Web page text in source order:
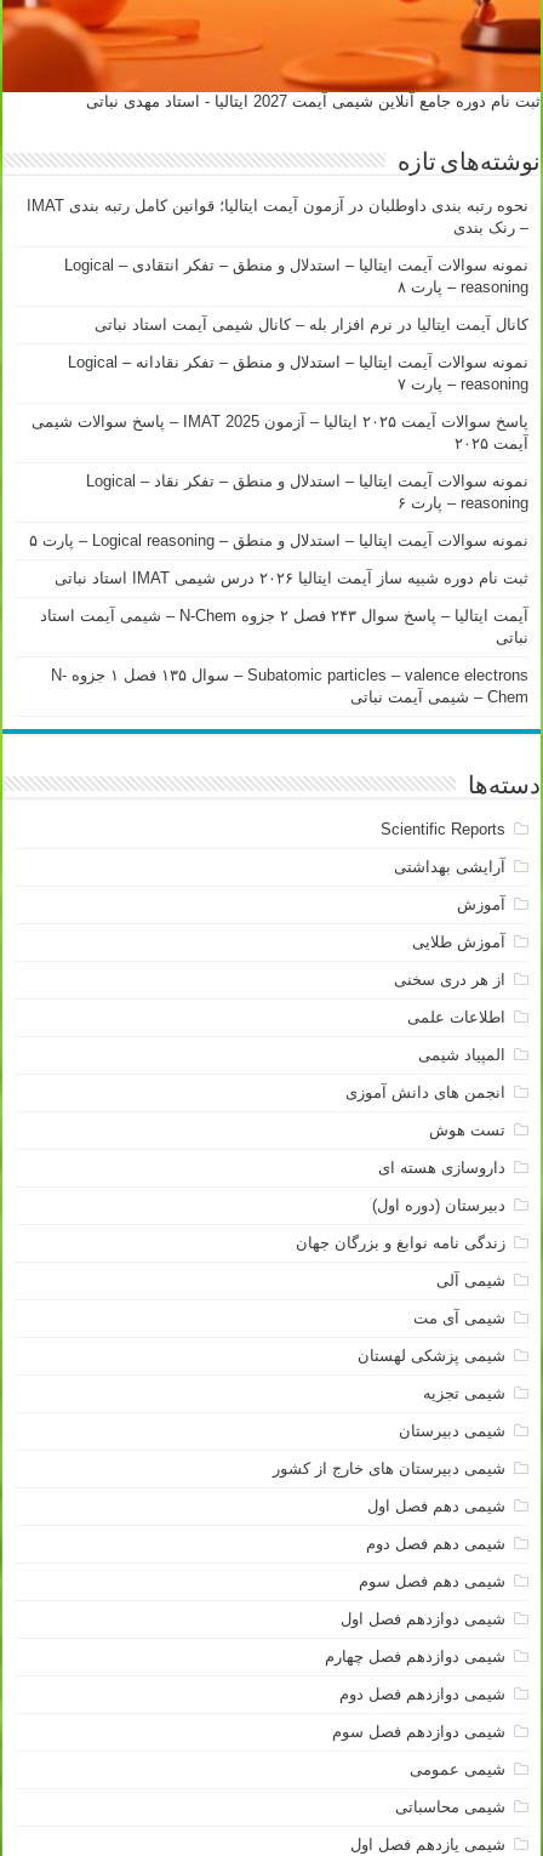
ثبت نام دوره جامع آنلاین شیمی آیمت 2027 ایتالیا - استاد مهدی نباتی
نوشته‌های تازه
نحوه رتبه بندی داوطلبان در آزمون آیمت ایتالیا؛ قوانین کامل رتبه بندی IMAT
– رنک بندی
نمونه سوالات آیمت ایتالیا – استدلال و منطق – تفکر انتقادی – Logical
reasoning – پارت ۸
کانال آیمت ایتالیا در نرم افزار بله – کانال شیمی آیمت استاد نباتی
نمونه سوالات آیمت ایتالیا – استدلال و منطق – تفکر نقادانه – Logical
reasoning – پارت ۷
پاسخ سوالات آیمت ۲۰۲۵ ایتالیا – آزمون IMAT 2025 – پاسخ سوالات شیمی
آیمت ۲۰۲۵
نمونه سوالات آیمت ایتالیا – استدلال و منطق – تفکر نقاد – Logical
reasoning – پارت ۶
نمونه سوالات آیمت ایتالیا – استدلال و منطق – Logical reasoning – پارت ۵
ثبت نام دوره شبیه ساز آیمت ایتالیا ۲۰۲۶ درس شیمی IMAT استاد نباتی
آیمت ایتالیا – پاسخ سوال ۲۴۳ فصل ۲ جزوه N-Chem – شیمی آیمت استاد
نباتی
Subatomic particles – valence electrons – سوال ۱۳۵ فصل ۱ جزوه N-
Chem – شیمی آیمت نباتی
دسته‌ها
Scientific Reports
آرایشی بهداشتی
آموزش
آموزش طلایی
از هر دری سخنی
اطلاعات علمی
المپیاد شیمی
انجمن های دانش آموزی
تست هوش
داروسازی هسته ای
دبیرستان (دوره اول)
زندگی نامه نوابغ و بزرگان جهان
شیمی آلی
شیمی آی مت
شیمی پزشکی لهستان
شیمی تجزیه
شیمی دبیرستان
شیمی دبیرستان های خارج از کشور
شیمی دهم فصل اول
شیمی دهم فصل دوم
شیمی دهم فصل سوم
شیمی دوازدهم فصل اول
شیمی دوازدهم فصل چهارم
شیمی دوازدهم فصل دوم
شیمی دوازدهم فصل سوم
شیمی عمومی
شیمی محاسباتی
شیمی یازدهم فصل اول